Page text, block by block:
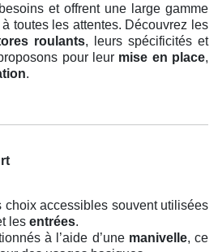
et offrent une large gamme
toutes les attentes. Découvrez les
roulants, leurs spécificités et
pour leur mise en place,
.
choix accessibles souvent utilisées
les entrées.
à l’aide d’une manivelle, ce